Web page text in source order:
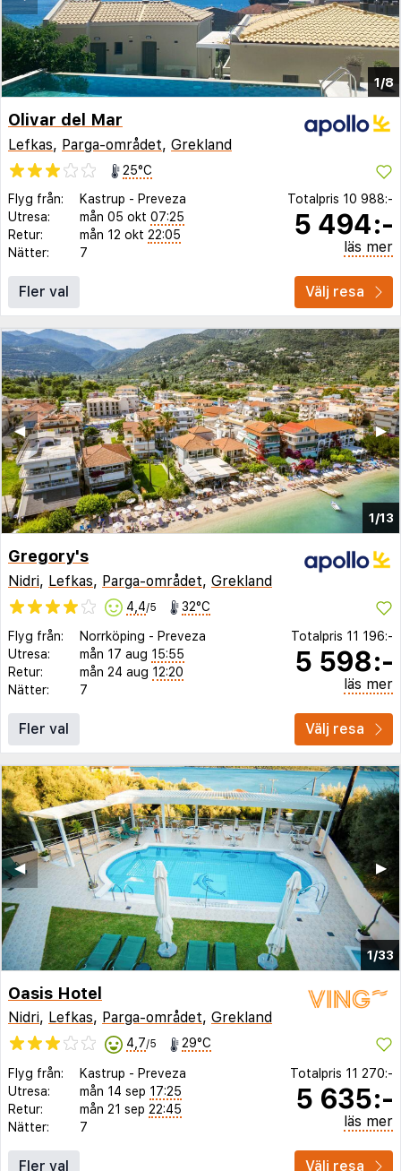
1/8
Olivar del Mar
Lefkas, Parga-området, Grekland
25°C
Flyg från:
Kastrup - Preveza
Utresa:
mån 05 okt 07:25
Retur:
mån 12 okt 22:05
Nätter:
7
Totalpris 10 988:-
5 494:-
läs mer
Fler val Välj resa
1/13
▶︎
◀︎
Gregory's
Nidri, Lefkas, Parga-området, Grekland
4,4/5 32°C
Flyg från: Norrköping - Preveza
Utresa:
mån 17 aug 15:55
Retur:
mån 24 aug 12:20
Nätter:
7
Totalpris 11 196:-
5 598:-
läs mer
Fler val Välj resa
1/33
▶︎
◀︎
Oasis Hotel
Nidri, Lefkas, Parga-området, Grekland
4,7/5 29°C
Flyg från: Kastrup - Preveza
Utresa:
mån 14 sep 17:25
Retur:
mån 21 sep 22:45
Nätter:
7
Totalpris 11 270:-
5 635:-
läs mer
Fler val Välj resa